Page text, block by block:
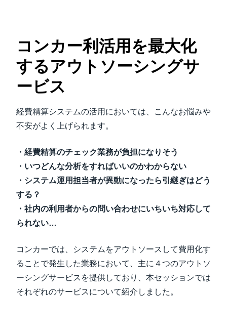
コンカー利活用を最大化
するアウトソーシングサ
ービス
経費精算システムの活用においては、こんなお悩みや
不安がよく上げられます。
・経費精算のチェック業務が負担になりそう
・いつどんな分析をすればいいのかわからない
・システム運用担当者が異動になったら引継ぎはどう
する？
・社内の利用者からの問い合わせにいちいち対応して
られない…
コンカーでは、システムをアウトソースして費用化す
ることで発生した業務において、主に４つのアウトソ
ーシングサービスを提供しており、本セッションでは
それぞれのサービスについて紹介しました。